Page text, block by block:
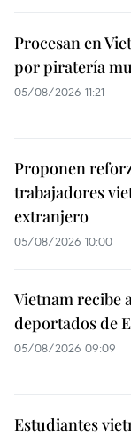
Procesan en
por piratería
05/08/2026 11:21
Proponen
trabajadores
extranjero
05/08/2026 10:00
Vietnam recibe
deportados de
05/08/2026 09:09
Estudiantes